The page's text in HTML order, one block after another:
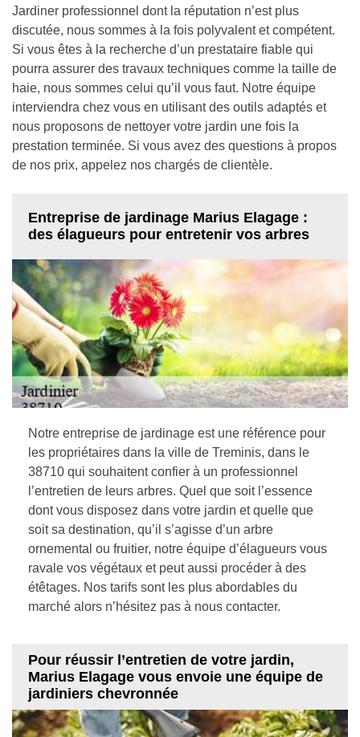
Jardiner professionnel dont la réputation n’est plus
discutée, nous sommes à la fois polyvalent et compétent.
Si vous êtes à la recherche d’un prestataire fiable qui
pourra assurer des travaux techniques comme la taille de
haie, nous sommes celui qu’il vous faut. Notre équipe
interviendra chez vous en utilisant des outils adaptés et
nous proposons de nettoyer votre jardin une fois la
prestation terminée. Si vous avez des questions à propos
de nos prix, appelez nos chargés de clientèle.
Entreprise de jardinage Marius Elagage :
des élagueurs pour entretenir vos arbres
Notre entreprise de jardinage est une référence pour
les propriétaires dans la ville de Treminis, dans le
38710 qui souhaitent confier à un professionnel
l’entretien de leurs arbres. Quel que soit l’essence
dont vous disposez dans votre jardin et quelle que
soit sa destination, qu’il s’agisse d’un arbre
ornemental ou fruitier, notre équipe d’élagueurs vous
ravale vos végétaux et peut aussi procéder à des
étêtages. Nos tarifs sont les plus abordables du
marché alors n’hésitez pas à nous contacter.
Pour réussir l’entretien de votre jardin,
Marius Elagage vous envoie une équipe de
jardiniers chevronnée